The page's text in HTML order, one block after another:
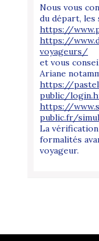
Nous vous
du départ, les
https://
https://
voyageurs/
et vous
Ariane
https://
public/
https://
public.fr/
La
formalités
voyageur.